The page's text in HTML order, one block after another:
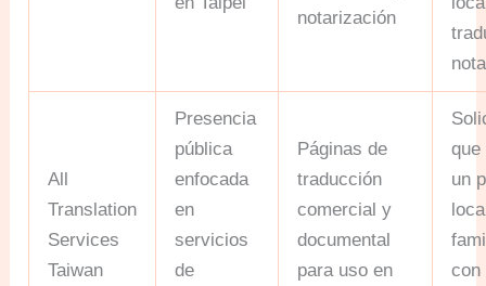
notarización
All
Translation
Services
Taiwan
Presencia
pública
enfocada
en
servicios
de
Páginas de
traducción
comercial y
documental
para uso en
que
un
con